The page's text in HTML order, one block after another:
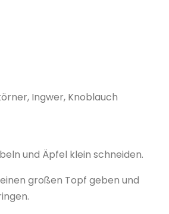
Ingwer, Knoblauch
und Äpfel klein schneiden.
großen Topf geben und